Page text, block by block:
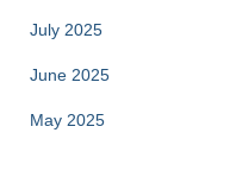
July 2025
June 2025
May 2025